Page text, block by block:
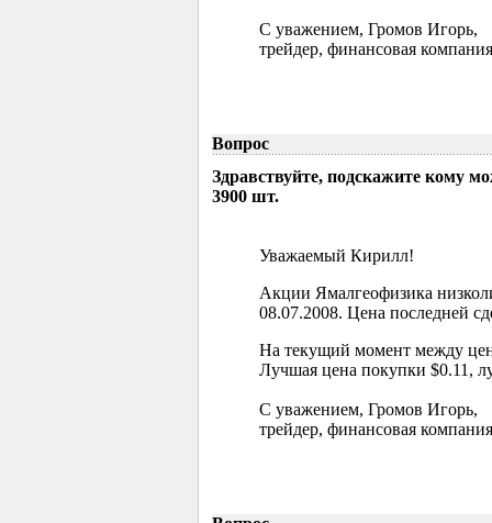
С уважением, Громов Игорь,
трейдер, финансовая
Вопрос
Здравствуйте, подскажите кому
3900 шт.
Уважаемый Кирилл!
Акции Ямалгеофизика
08.07.2008. Цена последней
На текущий момент между
Лучшая цена покупки $0.11,
С уважением, Громов Игорь,
трейдер, финансовая